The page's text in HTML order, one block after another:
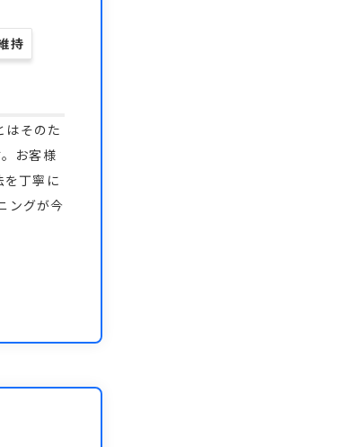
持
はそのた
お客様
を丁寧に
ングが今